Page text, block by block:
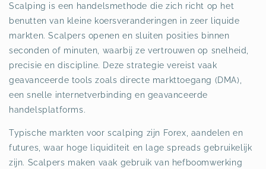
Scalping is een handelsmethode die zich richt op het
benutten van kleine koersveranderingen in zeer liquide
markten. Scalpers openen en sluiten posities binnen
seconden of minuten, waarbij ze vertrouwen op snelheid,
precisie en discipline. Deze strategie vereist vaak
geavanceerde tools zoals directe markttoegang (DMA),
een snelle internetverbinding en geavanceerde
handelsplatforms.
Typische markten voor scalping zijn Forex, aandelen en
futures, waar hoge liquiditeit en lage spreads gebruikelijk
zijn. Scalpers maken vaak gebruik van hefboomwerking